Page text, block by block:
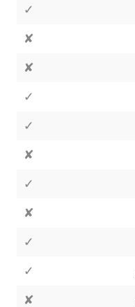
✓
✘
✘
✓
✓
✘
✓
✘
✓
✓
✘